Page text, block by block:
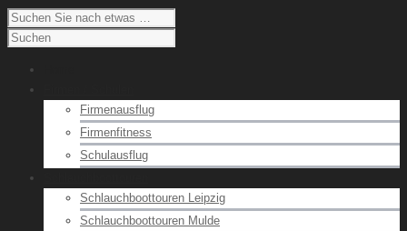
Firmenausflug
Firmenfitness
Schulausflug
Schlauchboottouren Leipzig
Schlauchboottouren Mulde